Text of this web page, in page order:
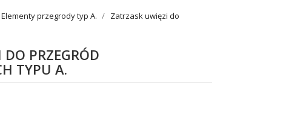
Elementy przegrody typ A.
Zatrzask uwięzi do
PRZEGRÓD
TYPU A.